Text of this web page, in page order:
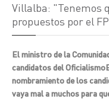
Villalba: "Tenemos
propuestos por el
El ministro de la
candidatos del
nombramiento de los
vaya mal a muchos para